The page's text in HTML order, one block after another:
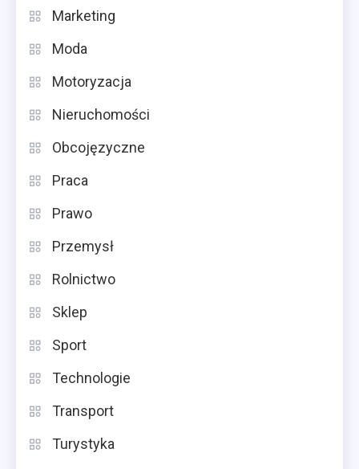
Marketing
Moda
Motoryzacja
Nieruchomości
Obcojęzyczne
Praca
Prawo
Przemysł
Rolnictwo
Sklep
Sport
Technologie
Transport
Turystyka